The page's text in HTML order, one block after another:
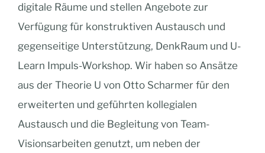
digitale Räume und stellen Angebote zur
Verfügung für konstruktiven Austausch und
gegenseitige Unterstützung, DenkRaum und U-
Learn Impuls-Workshop. Wir haben so Ansätze
aus der Theorie U von Otto Scharmer für den
erweiterten und geführten kollegialen
Austausch und die Begleitung von Team-
Visionsarbeiten genutzt, um neben der